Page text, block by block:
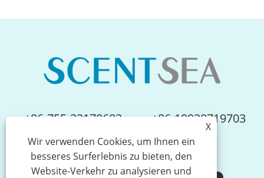
+86-755-23170682
+86-19928719703
info@scent-sea.com
X
Wir verwenden Cookies, um Ihnen ein
besseres Surferlebnis zu bieten, den
Website-Verkehr zu analysieren und